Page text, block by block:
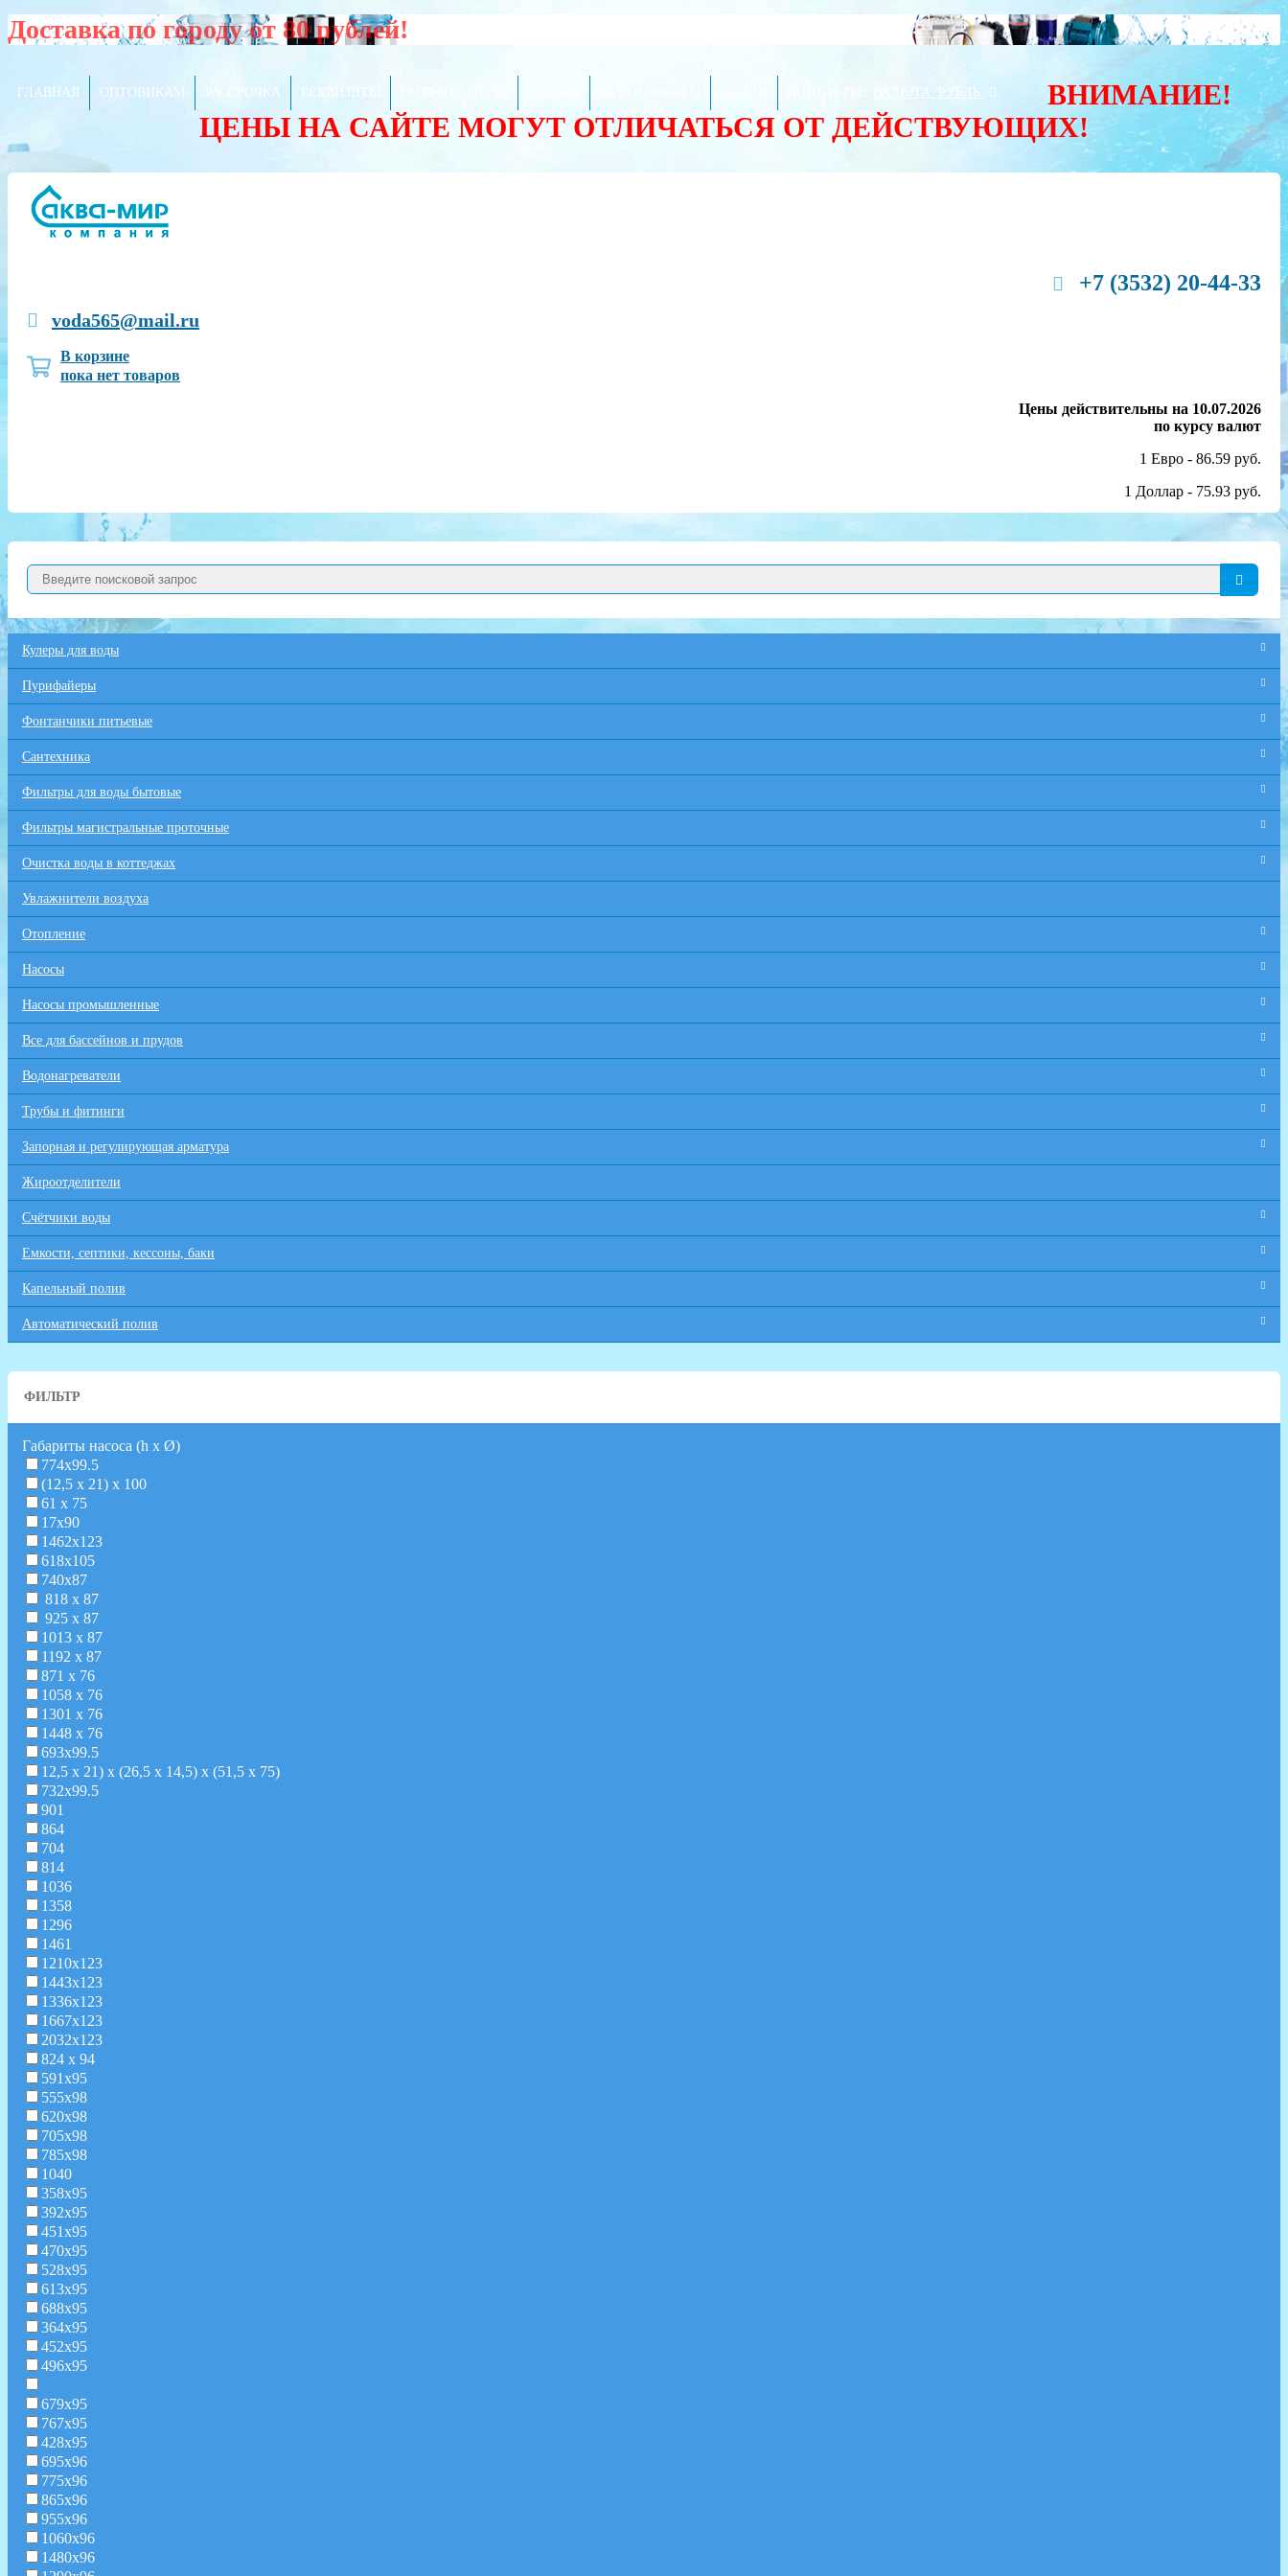
Доставка по городу от 80 рублей!
ГЛАВНАЯ ОПТОВИКАМ РАССРОЧКА РЕКВИЗИТЫ ВАЛЮТА: РУБЛЬ
ВНИМАНИЕ!
ЦЕНЫ НА САЙТЕ МОГУТ ОТЛИЧАТЬСЯ ОТ ДЕЙСТВУЮЩИХ!
+7 (3532) 20-44-33
voda565@mail.ru
В корзине
пока нет товаров
Цены действительны на 10.07.2026
по курсу валют
1 Евро - 86.59 руб.
1 Доллар - 75.93 руб.
Кулеры для воды
Пурифайеры
Фонтанчики питьевые
Сантехника
Фильтры для воды бытовые
Фильтры магистральные проточные
Очистка воды в коттеджах
Увлажнители воздуха
Отопление
Насосы
Насосы промышленные
Все для бaссейнов и прудов
Водонагреватели
Трубы и фитинги
Запорная и регулирующая арматура
Жироотделители
Счётчики воды
Емкости, септики, кессоны, баки
Капельный полив
Автоматический полив
ФИЛЬТР
Габариты насоса (h х Ø)
774х99.5
(12,5 х 21) х 100
61 х 75
17х90
1462х123
618х105
740х87
818 х 87
925 х 87
1013 х 87
1192 х 87
871 х 76
1058 х 76
1301 х 76
1448 х 76
693x99.5
12,5 х 21) х (26,5 х 14,5) х (51,5 х 75)
732х99.5
901
864
704
814
1036
1358
1296
1461
1210х123
1443х123
1336х123
1667х123
2032х123
824 х 94
591х95
555х98
620х98
705х98
785х98
1040
358x95
392x95
451x95
470х95
528х95
613х95
688х95
364х95
452х95
496х95
679х95
767х95
428х95
695х96
775х96
865х96
955х96
1060х96
1480х96